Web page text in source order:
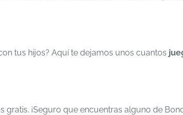
tus hijos? Aquí te dejamos unos cuantos
gratis. ¡Seguro que encuentras alguno de